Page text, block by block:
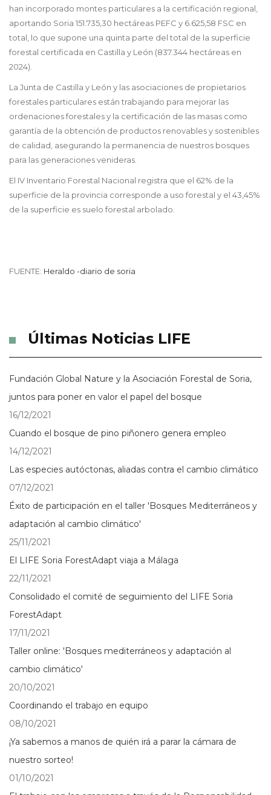
han incorporado montes particulares a la certificación regional,
aportando Soria 151.735,30 hectáreas PEFC y 6.625,58 FSC en
total, lo que supone una quinta parte del total de la superficie
forestal certificada en Castilla y León (837.344 hectáreas en
2024).
La Junta de Castilla y León y las asociaciones de propietarios
forestales particulares están trabajando para mejorar las
ordenaciones forestales y la certificación de las masas como
garantía de la obtención de productos renovables y sostenibles
de calidad, asegurando la permanencia de nuestros bosques
para las generaciones venideras.
El IV Inventario Forestal Nacional registra que el 62% de la
superficie de la provincia corresponde a uso forestal y el 43,45%
de la superficie es suelo forestal arbolado.
FUENTE: Heraldo -diario de soria
Últimas Noticias LIFE
Fundación Global Nature y la Asociación Forestal de Soria,
juntos para poner en valor el papel del bosque
16/12/2021
Cuando el bosque de pino piñonero genera empleo
14/12/2021
Las especies autóctonas, aliadas contra el cambio climático
07/12/2021
Éxito de participación en el taller 'Bosques Mediterráneos y
adaptación al cambio climático'
25/11/2021
El LIFE Soria ForestAdapt viaja a Málaga
22/11/2021
Consolidado el comité de seguimiento del LIFE Soria
ForestAdapt
17/11/2021
Taller online: 'Bosques mediterráneos y adaptación al
cambio climático'
20/10/2021
Coordinando el trabajo en equipo
08/10/2021
¡Ya sabemos a manos de quién irá a parar la cámara de
nuestro sorteo!
01/10/2021